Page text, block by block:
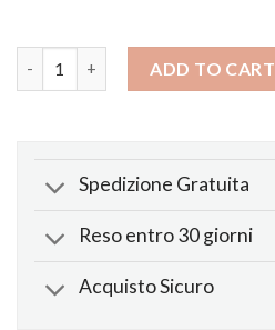
ADD TO CART
Spedizione Gratuita
Reso entro 30 giorni
Acquisto Sicuro